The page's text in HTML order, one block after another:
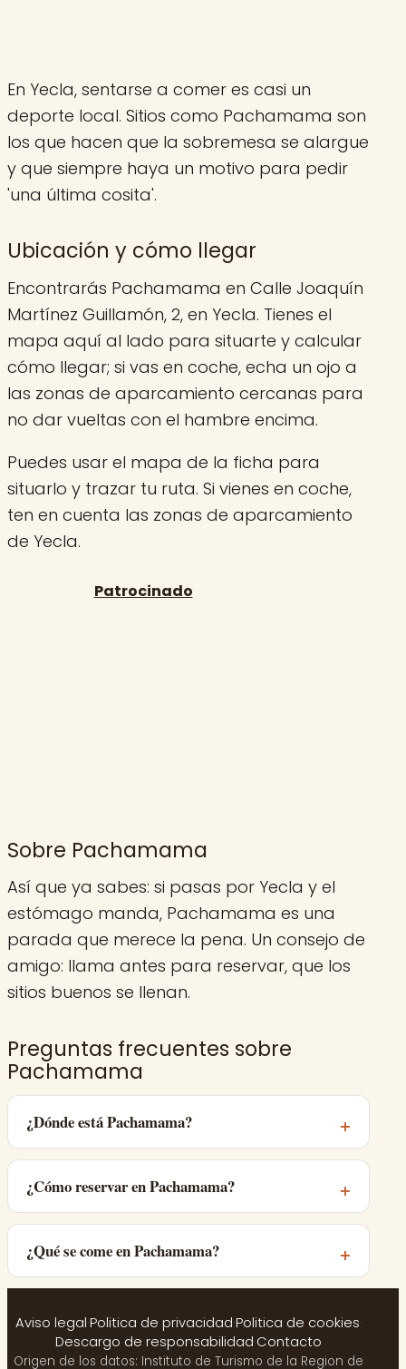
En Yecla, sentarse a comer es casi un
deporte local. Sitios como Pachamama son
los que hacen que la sobremesa se alargue
y que siempre haya un motivo para pedir
'una última cosita'.
Ubicación y cómo llegar
Encontrarás Pachamama en Calle Joaquín
Martínez Guillamón, 2, en Yecla. Tienes el
mapa aquí al lado para situarte y calcular
cómo llegar; si vas en coche, echa un ojo a
las zonas de aparcamiento cercanas para
no dar vueltas con el hambre encima.
Puedes usar el mapa de la ficha para
situarlo y trazar tu ruta. Si vienes en coche,
ten en cuenta las zonas de aparcamiento
de Yecla.
Sobre Pachamama
Así que ya sabes: si pasas por Yecla y el
estómago manda, Pachamama es una
parada que merece la pena. Un consejo de
amigo: llama antes para reservar, que los
sitios buenos se llenan.
Preguntas frecuentes sobre
Pachamama
¿Dónde está Pachamama?
¿Cómo reservar en Pachamama?
¿Qué se come en Pachamama?
Aviso legal·Politica de privacidad·Politica de cookies·
Descargo de responsabilidad·Contacto
Origen de los datos: Instituto de Turismo de la Region de